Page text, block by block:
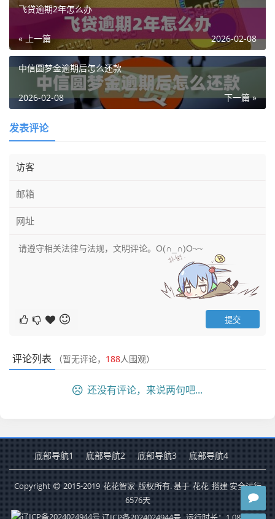
飞贷逾期2年怎么办
« 上一篇 2026-02-08
中信圆梦金逾期后怎么还款
下一篇 »
2026-02-08
发表评论
评论列表 （暂无评论， 188人围观）
还没有评论，来说两句吧...
底部导航1 底部导航2 底部导航3 底部导航4
Copyright 2015-2019 花花智家 版权所有. 基于 花花 搭建 安全运行
6576天